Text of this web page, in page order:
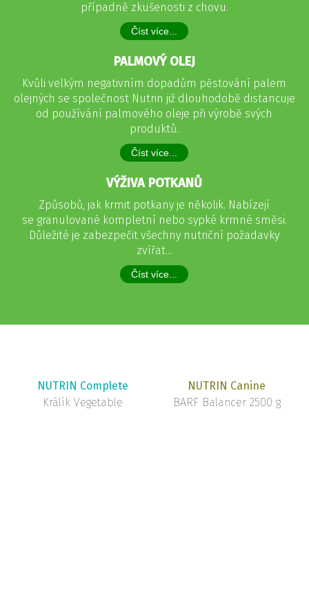
případně zkušenosti z chovu.
Číst více...
PALMOVÝ OLEJ
Kvůli velkým negativním dopadům pěstování palem
olejných se společnost Nutrin již dlouhodobě distancuje
od používání palmového oleje při výrobě svých
produktů.
Číst více...
VÝŽIVA POTKANŮ
Způsobů, jak krmit potkany je několik. Nabízejí
se granulované kompletní nebo sypké krmné směsi.
Důležité je zabezpečit všechny nutriční požadavky
zvířat...
Číst více...
NUTRIN Complete
Králík Vegetable
NUTRIN Canine
BARF Balancer 2500 g